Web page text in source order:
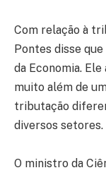
Com relação à
Pontes disse
da Economia.
muito além de
tributação
diversos setores.
O ministro da